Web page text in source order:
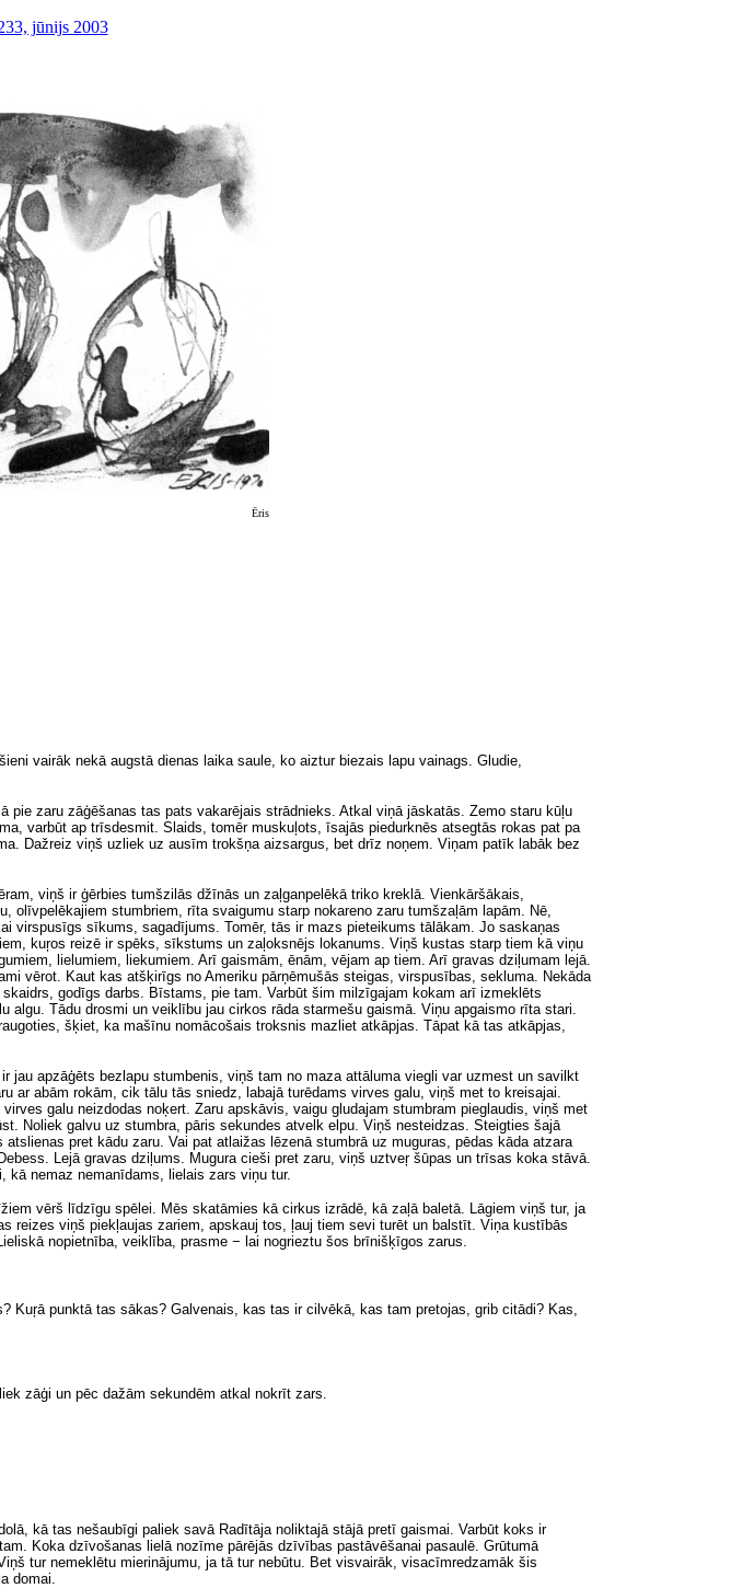
jūnijs 2003
Ēris
vairāk nekā augstā dienas laika saule, ko aiztur biezais lapu vainags. Gludie,
zaru zāģēšanas tas pats vakarējais strādnieks. Atkal viņā jāskatās. Zemo staru kūļu
varbūt ap trīsdesmit. Slaids, tomēr muskuļots, īsajās piedurknēs atsegtās rokas pat pa
Dažreiz viņš uzliek uz ausīm trokšņa aizsargus, bet drīz noņem. Viņam patīk labāk bez
viņš ir ģērbies tumšzilās džīnās un zaļganpelēkā triko kreklā. Vienkāršākais,
stumbriem, rīta svaigumu starp nokareno zaru tumšzaļām lapām. Nē,
virspusīgs sīkums, sagadījums. Tomēr, tās ir mazs pieteikums tālākam. Jo saskaņas
kuŗos reizē ir spēks, sīkstums un zaļoksnējs lokanums. Viņš kustas starp tiem kā viņu
lielumiem, liekumiem. Arī gaismām, ēnām, vējam ap tiem. Arī gravas dziļumam lejā.
vērot. Kaut kas atšķirīgs no Ameriku pārņēmušās steigas, virspusības, sekluma. Nekāda
godīgs darbs. Bīstams, pie tam. Varbūt šim milzīgajam kokam arī izmeklēts
Tādu drosmi un veiklību jau cirkos rāda starmešu gaismā. Viņu apgaismo rīta stari.
šķiet, ka mašīnu nomācošais troksnis mazliet atkāpjas. Tāpat kā tas atkāpjas,
apzāģēts bezlapu stumbenis, viņš tam no maza attāluma viegli var uzmest un savilkt
ar abām rokām, cik tālu tās sniedz, labajā turēdams virves galu, viņš met to kreisajai.
galu neizdodas noķert. Zaru apskāvis, vaigu gludajam stumbram pieglaudis, viņš met
Noliek galvu uz stumbra, pāris sekundes atvelk elpu. Viņš nesteidzas. Steigties šajā
pret kādu zaru. Vai pat atlaižas lēzenā stumbrā uz muguras, pēdas kāda atzara
Lejā gravas dziļums. Mugura cieši pret zaru, viņš uztveŗ šūpas un trīsas koka stāvā.
kā nemaz nemanīdams, lielais zars viņu tur.
vērš līdzīgu spēlei. Mēs skatāmies kā cirkus izrādē, kā zaļā baletā. Lāgiem viņš tur, ja
reizes viņš piekļaujas zariem, apskauj tos, ļauj tiem sevi turēt un balstīt. Viņa kustībās
nopietnība, veiklība, prasme − lai nogrieztu šos brīnišķīgos zarus.
Kuŗā punktā tas sākas? Galvenais, kas tas ir cilvēkā, kas tam pretojas, grib citādi? Kas,
zāģi un pēc dažām sekundēm atkal nokrīt zars.
kā tas nešaubīgi paliek savā Radītāja noliktajā stājā pretī gaismai. Varbūt koks ir
Koka dzīvošanas lielā nozīme pārējās dzīvības pastāvēšanai pasaulē. Grūtumā
tur nemeklētu mierinājumu, ja tā tur nebūtu. Bet visvairāk, visacīmredzamāk šis
domai.